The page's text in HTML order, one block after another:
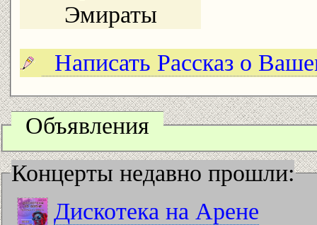
Эмираты
Написать Рассказ о
Объявления
Концерты недавно прошли:
Дискотека на Арене